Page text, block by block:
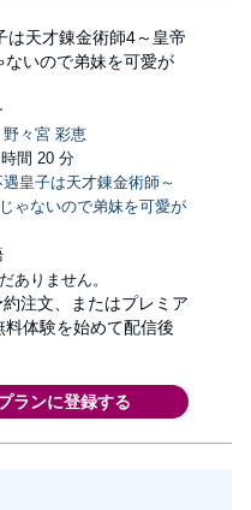
は天才錬金術師4～皇帝
ないので弟妹を可愛が
野々宮 彩恵
間 20 分
遇皇子は天才錬金術師～
ゃないので弟妹を可愛が
ありません。
約注文、またはプレミア
料体験を始めて配信後
ランに登録する